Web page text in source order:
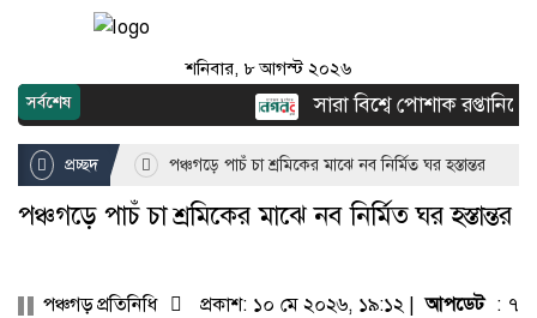
শনিবার, ৮ আগস্ট ২০২৬
সর্বশেষ সারা বিশ্বে পোশাক রপ্তানিতে
প্রচ্ছদ পঞ্চগড়ে পাচঁ চা শ্রমিকের মাঝে নব নির্মিত ঘর হস্তান্তর
পঞ্চগড়ে পাচঁ চা শ্রমিকের মাঝে নব নির্মিত ঘর হস্তান্তর
পঞ্চগড় প্রতিনিধি প্রকাশ: ১০ মে ২০২৬, ১৯:১২ |আপডেট: ৭